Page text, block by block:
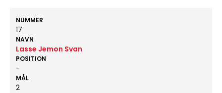
NUMMER
17
NAVN
Lasse Jemon Svan
POSITION
-
MÅL
2